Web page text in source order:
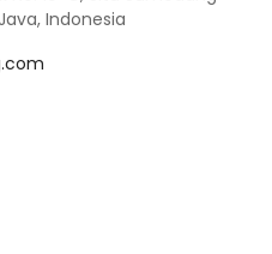
Indonesia